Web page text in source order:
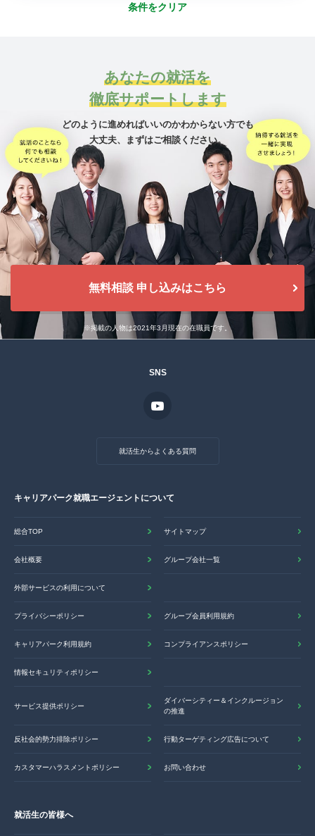
条件をクリア
あなたの就活を
徹底サポートします
どのように進めればいいのかわからない方でも
大丈夫、
まずはご相談ください。
無料相談 申し込みはこちら
※掲載の人物は2021年3月現在の在職員です。
SNS
就活生からよくある質問
キャリアパーク就職エージェントについて
総合TOP サイトマップ
会社概要 グループ会社一覧
外部サービスの利用について
プライバシーポリシー グループ会員利用規約
キャリアパーク利用規約 コンプライアンスポリシー
情報セキュリティポリシー
サービス提供ポリシー
ダイバーシティー＆インクルージョン
の推進
反社会的勢力排除ポリシー 行動ターゲティング広告について
カスタマーハラスメントポリシー お問い合わせ
就活生の皆様へ